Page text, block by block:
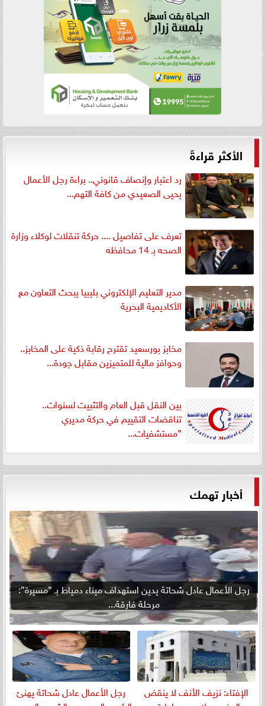
الأكثر قراءةً
رد اعتبار وإنصاف قانوني.. براءة رجل الأعمال
يحيى الصعيدي من كافة التهم...
تعرف على تفاصيل .... حركة تنقلات لوكلاء وزارة
الصحه بـ 14 محافظه
مدير التعليم الإلكتروني بليبيا يبحث التعاون مع
الأكاديمية البحرية
مخابز بورسعيد تقترح رقابة ذكية على المخابز..
وحوافز مالية للمتميزين مقابل جودة...
بين النقل قبل العام والتثبيت لسنوات..
تناقضات التقييم في حركة مديري
”مستشفيات...
أخبار تهمك
رجل الأعمال عادل شحاتة يدين استهداف ميناء دمياط بـ ”مسيرة”:
مرحلة فارقة...
الإفتاء: نزيف الأنف لا ينقض
رجل الأعمال عادل شحاتة يهنئ